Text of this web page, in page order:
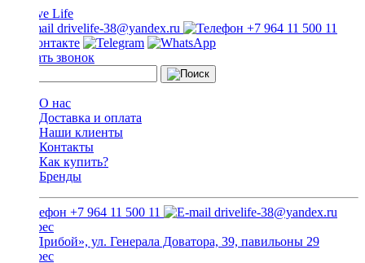
drivelife-38@yandex.ru +7 964 11 500 11
Заказать звонок
О нас
Доставка и оплата
Наши клиенты
Контакты
Как купить?
Бренды
+7 964 11 500 11 drivelife-38@yandex.ru
ТЦ «Прибой», ул. Генерала Доватора, 39, павильоны 29